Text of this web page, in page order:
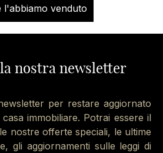
l'abbiamo venduto
nostra newsletter
per restare aggiornato
immobiliare. Potrai essere il
nostre offerte speciali, le ultime
gli aggiornamenti sulle leggi di